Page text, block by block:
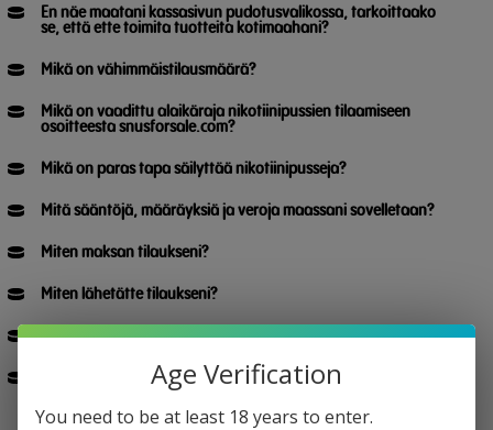
En näe maatani kassasivun pudotusvalikossa, tarkoittaako
se, että ette toimita tuotteita kotimaahani?
Mikä on vähimmäistilausmäärä?
Mikä on vaadittu alaikäraja nikotiinipussien tilaamiseen
osoitteesta snusforsale.com?
Mikä on paras tapa säilyttää nikotiinipusseja?
Mitä sääntöjä, määräyksiä ja veroja maassani sovelletaan?
Miten maksan tilaukseni?
Miten lähetätte tilaukseni?
Voinko peruuttaa tilaukseni?
Onko tuotteissanne oleva nikotiini synteettistä vai tupakasta
Age Verification
You need to be at least 18 years to enter.